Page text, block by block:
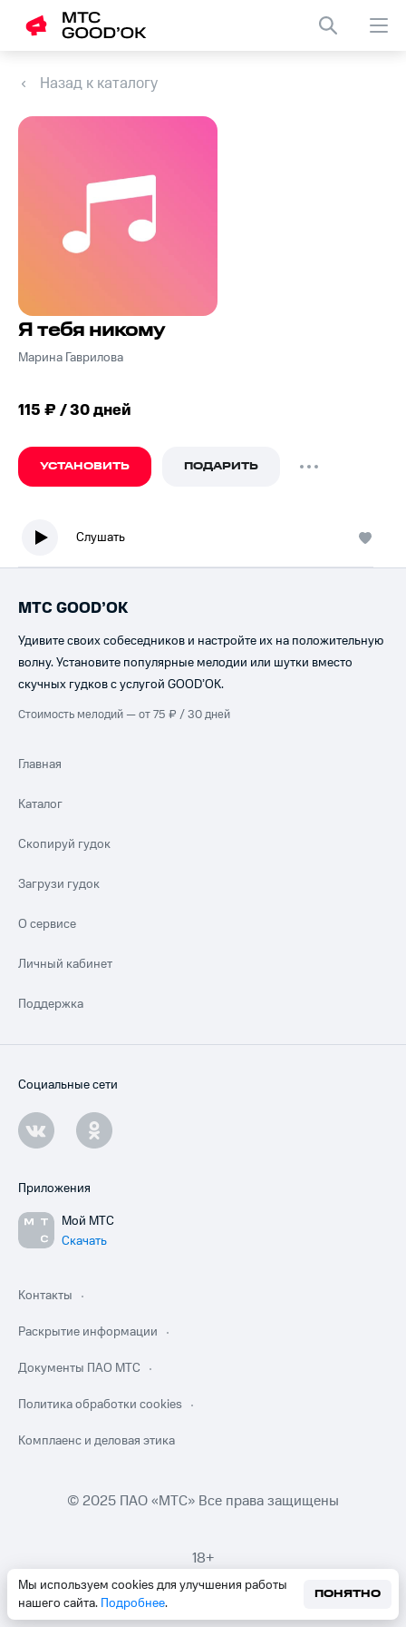
Назад к каталогу
Я тебя никому
Марина Гаврилова
115 ₽ / 30 дней
УСТАНОВИТЬ ПОДАРИТЬ
Слушать
Мы используем cookies для улучшения работы
нашего сайта. Подробнее.
ПОНЯТНО
МТС GOOD’OK
Удивите своих собеседников и настройте их на положительную
волну. Установите популярные мелодии или шутки вместо
скучных гудков с услугой GOOD’OK.
Стоимость мелодий — от 75 ₽ / 30 дней
Главная
Каталог
Скопируй гудок
Загрузи гудок
О сервисе
Личный кабинет
Поддержка
Социальные сети
Приложения
Мой МТС
Скачать
Контакты
Раскрытие информации
Документы ПАО МТС
Политика обработки cookies
Комплаенс и деловая этика
© 2025 ПАО «МТС» Все права защищены
18+